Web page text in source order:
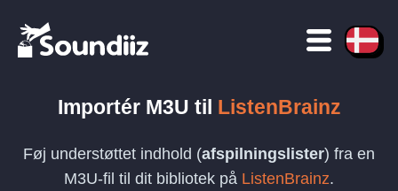
Importér M3U til ListenBrainz
Føj understøttet indhold (afspilningslister) fra en
M3U-fil til dit bibliotek på ListenBrainz.